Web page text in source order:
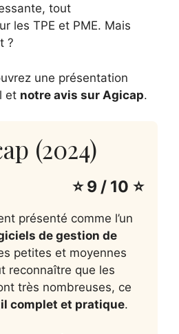
tout
les TPE et PME. Mais
?
une présentation
et notre avis sur Agicap.
(2024)
⭐ 9 / 10 ⭐
présenté comme l’un
de gestion de
petites et moyennes
reconnaître que les
très nombreuses, ce
complet et pratique.